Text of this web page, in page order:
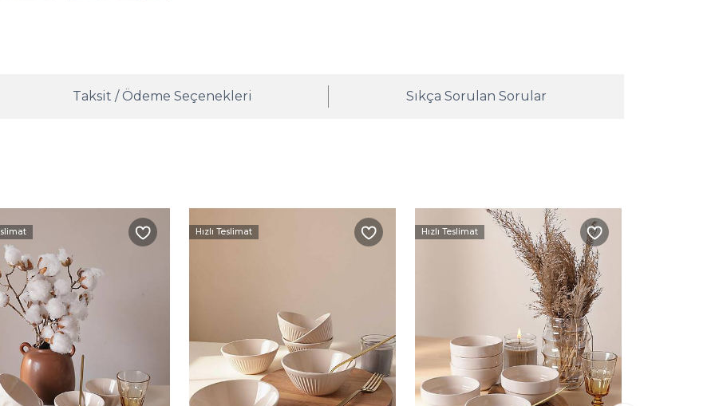
Taksit / Ödeme Seçenekleri Sıkça Sorulan Sorular
Hızlı Teslimat Hızlı Teslimat